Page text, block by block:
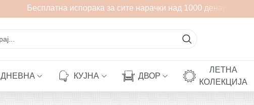
Бесплатна испорака за сите нарачки над 1000 денари
ДНЕВНА КУЈНА ДВОР
ЛЕТНА
КОЛЕКЦИЈА